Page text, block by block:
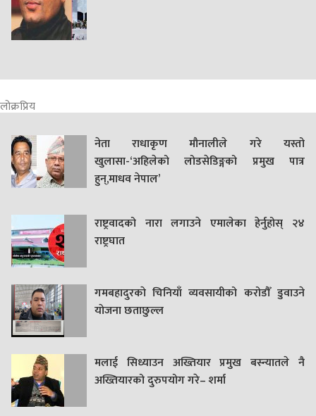
लोक्रप्रिय
नेता राधाकृण मौनालीले गरे यस्तो
खुलासा-‘अहिलेको लोडसेडिङ्गको प्रमुख पात्र
हुन्,माधव नेपाल’
राष्ट्रवादको नारा लगाउने एमालेका हेर्नुहोस् २४
राष्ट्रघात
गमबहादुरकाे चिनियाँ व्यवसायीको करोडौँ डुवाउने
याेजना छताछुल्ल
मलाई सिध्याउन अख्तियार प्रमुख बस्न्यातले नै
अख्तियारको दुरुपयोग गरे– शर्मा